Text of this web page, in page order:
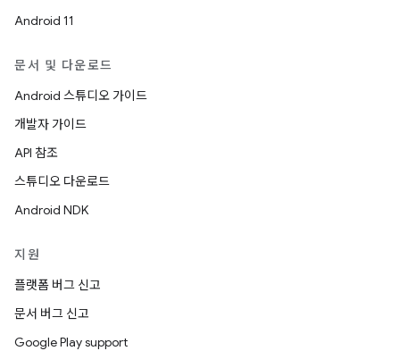
Android 11
문서 및 다운로드
Android 스튜디오 가이드
개발자 가이드
API 참조
스튜디오 다운로드
Android NDK
지원
플랫폼 버그 신고
문서 버그 신고
Google Play support